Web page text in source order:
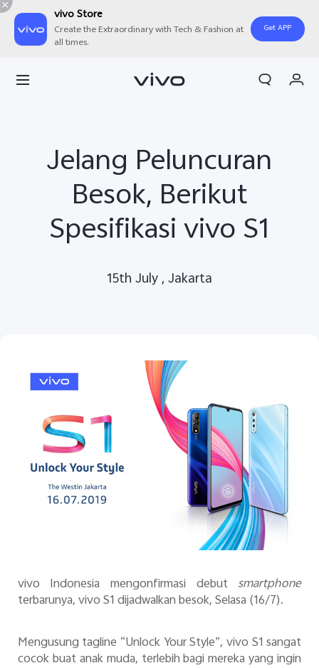
vivo Store
Create the Extraordinary with Tech & Fashion at
all times.
Get APP
Indonesia | Pilih negara/wilayah
Akun Saya
Jelang Peluncuran
Besok, Berikut
Spesifikasi vivo S1
15th July , Jakarta
vivo Indonesia mengonfirmasi debut smartphone
terbarunya, vivo S1 dijadwalkan besok, Selasa (16/7).
Mengusung tagline “Unlock Your Style”, vivo S1 sangat
cocok buat anak muda, terlebih bagi mereka yang ingin